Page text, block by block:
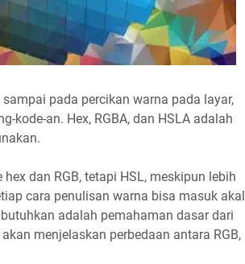
sampai pada percikan warna pada layar,
kode-an. Hex, RGBA, dan HSLA adalah
dan RGB, tetapi HSL, meskipun lebih
cara penulisan warna bisa masuk akal
adalah pemahaman dasar dari
menjelaskan perbedaan antara RGB,